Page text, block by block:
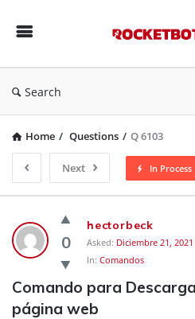
Forum
Search
Home / Questions / Q 6103
Next In Process
Rocketbot
Forum
Latest
Questions
0
hectorbeck
Asked: Diciembre 21, 2021
In: Comandos
Comando para
página web